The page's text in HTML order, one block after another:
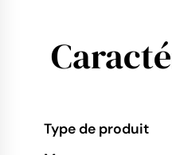
Type de produit